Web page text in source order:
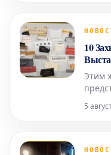
Times
10
Стоит
Этим
5